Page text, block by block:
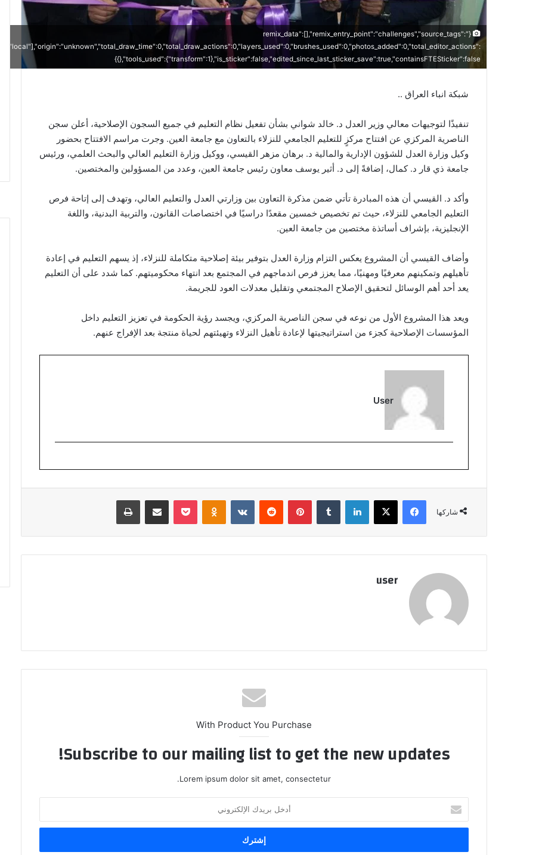
{"remix_data":[],"remix_entry_point":"challenges","source_tags":
["local"],"origin":"unknown","total_draw_time":0,"total_draw_actions":0,"layers_used":0,"brushes_used":0,"photos_added":0,"total_editor_actions":
{},"tools_used":{"transform":1},"is_sticker":false,"edited_since_last_sticker_save":true,"containsFTESticker":false}
شبكة انباء العراق ..
تنفيذًا لتوجيهات معالي وزير العدل د. خالد شواني بشأن تفعيل نظام التعليم في جميع السجون الإصلاحية، أعلن سجن
الناصرية المركزي عن افتتاح مركزٍ للتعليم الجامعي للنزلاء بالتعاون مع جامعة العين. وجرت مراسم الافتتاح بحضور
وكيل وزارة العدل للشؤون الإدارية والمالية د. برهان مزهر القيسي، ووكيل وزارة التعليم العالي والبحث العلمي، ورئيس
جامعة ذي قار د. كمال، إضافةً إلى د. أثير يوسف معاون رئيس جامعة العين، وعدد من المسؤولين والمختصين.
وأكد د. القيسي أن هذه المبادرة تأتي ضمن مذكرة التعاون بين وزارتي العدل والتعليم العالي، وتهدف إلى إتاحة فرص
التعليم الجامعي للنزلاء، حيث تم تخصيص خمسين مقعدًا دراسيًا في اختصاصات القانون، والتربية البدنية، واللغة
الإنجليزية، بإشراف أساتذة مختصين من جامعة العين.
وأضاف القيسي أن المشروع يعكس التزام وزارة العدل بتوفير بيئة إصلاحية متكاملة للنزلاء، إذ يسهم التعليم في إعادة
تأهيلهم وتمكينهم معرفيًا ومهنيًا، مما يعزز فرص اندماجهم في المجتمع بعد انتهاء محكوميتهم. كما شدد على أن التعليم
يعد أحد أهم الوسائل لتحقيق الإصلاح المجتمعي وتقليل معدلات العود للجريمة.
ويعد هذا المشروع الأول من نوعه في سجن الناصرية المركزي، ويجسد رؤية الحكومة في تعزيز التعليم داخل
المؤسسات الإصلاحية كجزء من استراتيجيتها لإعادة تأهيل النزلاء وتهيئتهم لحياة منتجة بعد الإفراج عنهم.
User
شاركها
فيسبوك ‫X لينكدإن بينتيريست Odnoklassniki
‫Pocket مشاركة عبر البريد طباعة
user
With Product You Purchase
Subscribe to our mailing list to get the new updates!
Lorem ipsum dolor sit amet, consectetur.
بريدك
الإلكتروني